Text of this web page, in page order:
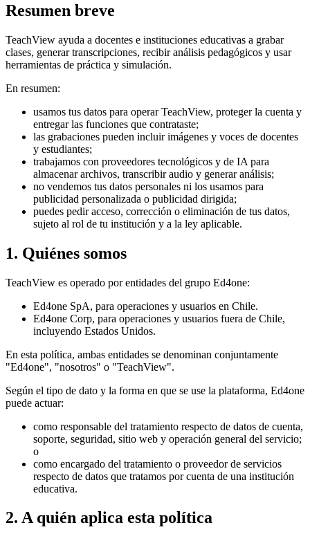
Resumen breve
TeachView ayuda a docentes e instituciones educativas a grabar
clases, generar transcripciones, recibir análisis pedagógicos y usar
herramientas de práctica y simulación.
En resumen:
usamos tus datos para operar TeachView, proteger la cuenta y
entregar las funciones que contrataste;
las grabaciones pueden incluir imágenes y voces de docentes
y estudiantes;
trabajamos con proveedores tecnológicos y de IA para
almacenar archivos, transcribir audio y generar análisis;
no vendemos tus datos personales ni los usamos para
publicidad personalizada o publicidad dirigida;
puedes pedir acceso, corrección o eliminación de tus datos,
sujeto al rol de tu institución y a la ley aplicable.
1. Quiénes somos
TeachView es operado por entidades del grupo Ed4one:
Ed4one SpA, para operaciones y usuarios en Chile.
Ed4one Corp, para operaciones y usuarios fuera de Chile,
incluyendo Estados Unidos.
En esta política, ambas entidades se denominan conjuntamente
"Ed4one", "nosotros" o "TeachView".
Según el tipo de dato y la forma en que se use la plataforma, Ed4one
puede actuar:
como responsable del tratamiento respecto de datos de cuenta,
soporte, seguridad, sitio web y operación general del servicio;
o
como encargado del tratamiento o proveedor de servicios
respecto de datos que tratamos por cuenta de una institución
educativa.
2. A quién aplica esta política